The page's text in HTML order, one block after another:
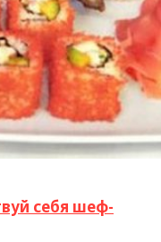
себя шеф-